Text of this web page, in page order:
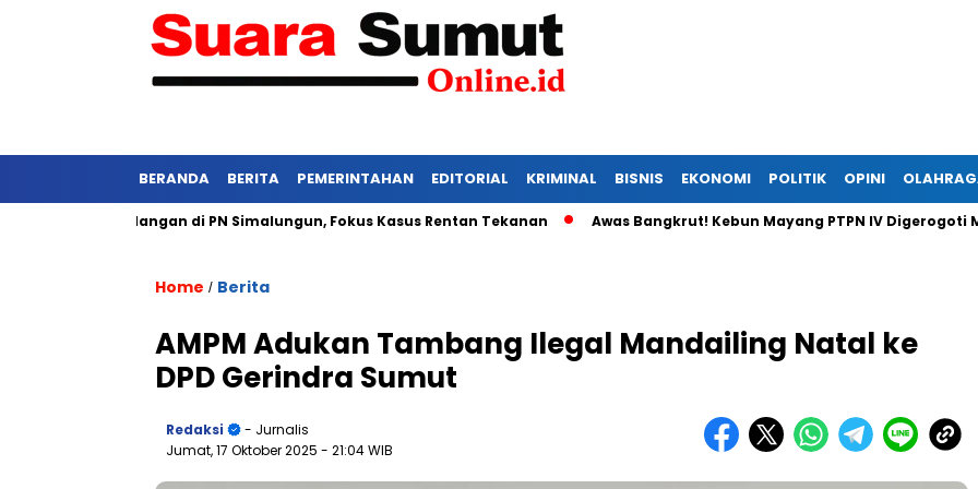
BERANDA BERITA PEMERINTAHAN EDITORIAL KRIMINAL BISNIS EKONOMI POLITIK OPINI
Persidangan di PN Simalungun, Fokus Kasus Rentan Tekanan Awas Bangkrut! Kebun Mayang PTPN IV Digerogoti Maling,
Home / Berita
AMPM Adukan Tambang Ilegal Mandailing Natal ke
DPD Gerindra Sumut
Redaksi
- Jurnalis
Jumat, 17 Oktober 2025 - 21:04 WIB